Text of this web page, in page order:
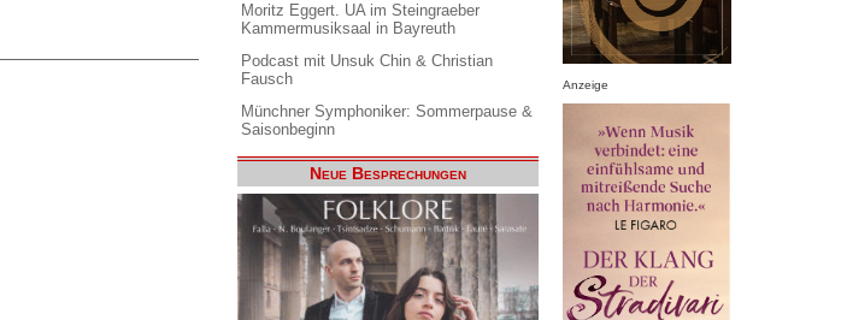
Moritz Eggert. UA im Steingraeber
Kammermusiksaal in Bayreuth
Podcast mit Unsuk Chin & Christian
Fausch
Münchner Symphoniker: Sommerpause &
Saisonbeginn
Neue Besprechungen
Anzeige